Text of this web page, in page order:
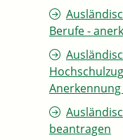
Berufe -
beantragen